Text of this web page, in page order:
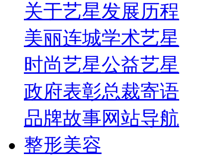
关于艺星发展历程
美丽连城学术艺星
时尚艺星公益艺星
政府表彰总裁寄语
品牌故事网站导航
整形美容